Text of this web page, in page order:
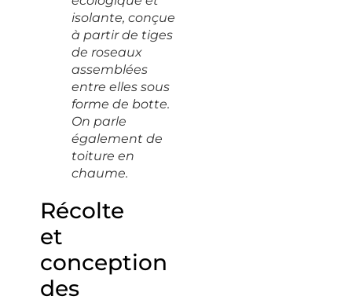
isolante, conçue
à partir de tiges
de roseaux
assemblées
entre elles sous
forme de botte.
On parle
également de
toiture en
chaume.
Récolte
et
conception
des